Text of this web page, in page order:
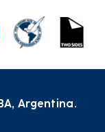
Argentina.